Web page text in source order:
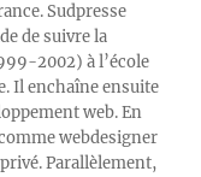
Sudpresse
de suivre la
2002) à l’école
Il enchaîne ensuite
web. En
webdesigner
Parallèlement,